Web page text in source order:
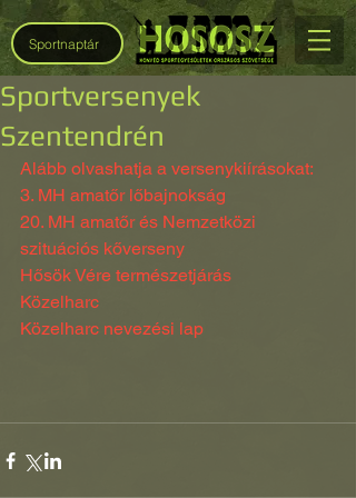
Sportnaptár
Sportversenyek
Szentendrén
Alább olvashatja a versenykiírásokat:
3. MH amatőr lőbajnokság
20. MH amatőr és Nemzetközi
szituációs kőverseny
Hősök Vére természetjárás
Közelharc
Közelharc nevezési lap